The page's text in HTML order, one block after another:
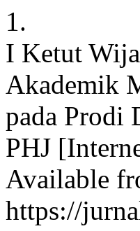
1.
I Ketut
Akademik
pada Prodi
PHJ
Available
https://